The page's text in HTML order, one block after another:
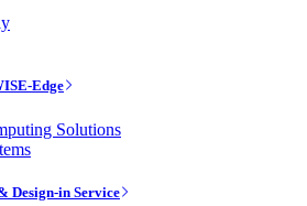
Edge
Solutions
Design-in Service